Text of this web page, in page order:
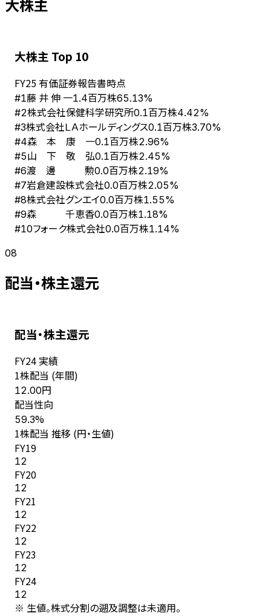
大株主
大株主 Top 10
FY25 有価証券報告書時点
#1藤 井 伸 一1.4百万株65.13%
#2株式会社保健科学研究所0.1百万株4.42%
#3株式会社ＬＡホールディングス0.1百万株3.70%
#4森 本 康 一0.1百万株2.96%
#5山 下 敬 弘0.1百万株2.45%
#6渡 邊 勲0.0百万株2.19%
#7岩倉建設株式会社0.0百万株2.05%
#8株式会社グンエイ0.0百万株1.55%
#9森 千恵香0.0百万株1.18%
#10フォーク株式会社0.0百万株1.14%
08
配当・株主還元
配当・株主還元
FY24 実績
1株配当 (年間)
12.00円
配当性向
59.3%
1株配当 推移 (円・生値)
FY19
12
FY20
12
FY21
12
FY22
12
FY23
12
FY24
12
※ 生値。株式分割の遡及調整は未適用。